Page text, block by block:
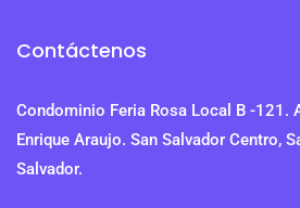
Contáctenos
Condominio Feria Rosa Local B -121.
Enrique Araujo. San Salvador Centro,
Salvador.